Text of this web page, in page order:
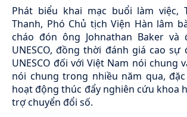
Phát biểu khai mạc buổi làm việc,
Thanh, Phó Chủ tịch Viện Hàn lâm
cháo đón ông Johnathan Baker và
UNESCO, đồng thời đánh giá cao sự
UNESCO đối với Việt Nam nói chung
nói chung trong nhiều năm qua,
hoạt động thúc đẩy nghiên cứu khoa
trợ chuyển đổi số.